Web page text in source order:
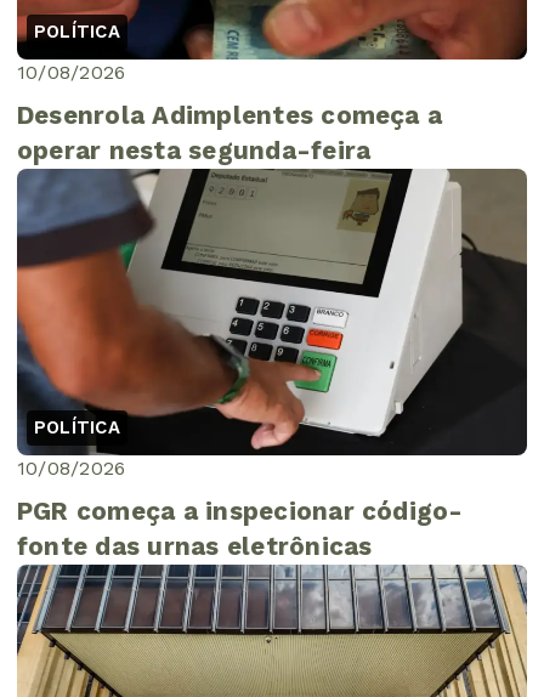
POLÍTICA
10/08/2026
Desenrola Adimplentes começa a
operar nesta segunda-feira
POLÍTICA
10/08/2026
PGR começa a inspecionar código-
fonte das urnas eletrônicas